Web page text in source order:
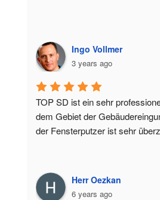
Ingo Vollmer
3 years ago
TOP SD ist ein sehr
dem Gebiet der
der Fensterputzer ist sehr
Herr Oezkan
6 years ago